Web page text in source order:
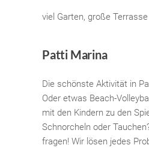
viel Garten, große Terrasse
Patti Marina
Die schönste Aktivität in
Oder etwas Beach-
mit den Kindern zu den
Schnorcheln oder
fragen! Wir lösen jedes